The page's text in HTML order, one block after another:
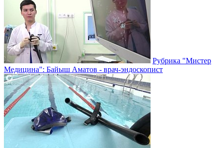
Рубрика "Мистер
Медицина": Байыш Аматов - врач-эндоскопист